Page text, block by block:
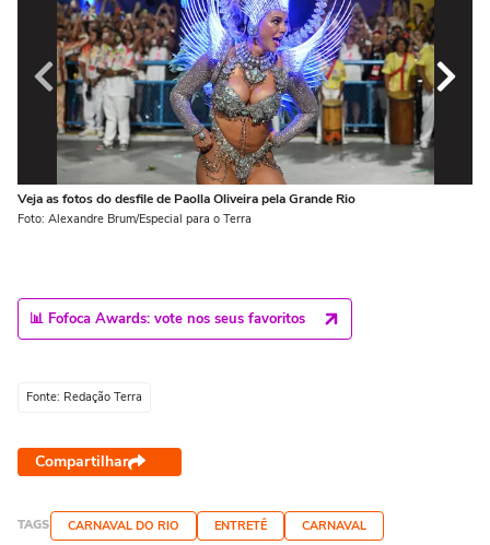
Veja as fotos do desfile de Paolla Oliveira pela Grande Rio
Foto: Alexandre Brum/Especial para o Terra
📊 Fofoca Awards: vote nos seus favoritos
Fonte: Redação Terra
Compartilhar
TAGS CARNAVAL DO RIO ENTRETÊ CARNAVAL